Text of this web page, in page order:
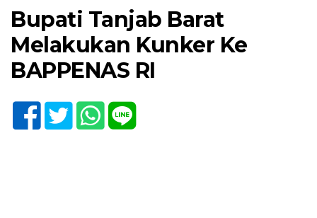
Bupati Tanjab Barat
Melakukan Kunker Ke
BAPPENAS RI